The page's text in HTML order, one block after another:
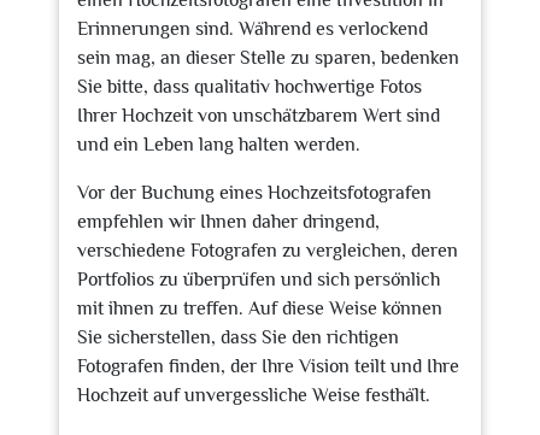
Erinnerungen sind. Während es verlockend
sein mag, an dieser Stelle zu sparen, bedenken
Sie bitte, dass qualitativ hochwertige Fotos
Ihrer Hochzeit von unschätzbarem Wert sind
und ein Leben lang halten werden.
Vor der Buchung eines Hochzeitsfotografen
empfehlen wir Ihnen daher dringend,
verschiedene Fotografen zu vergleichen, deren
Portfolios zu überprüfen und sich persönlich
mit ihnen zu treffen. Auf diese Weise können
Sie sicherstellen, dass Sie den richtigen
Fotografen finden, der Ihre Vision teilt und Ihre
Hochzeit auf unvergessliche Weise festhält.